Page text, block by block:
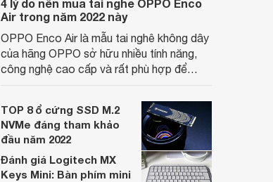
4 lý do nên mua tai nghe OPPO Enco
Air trong năm 2022 này
OPPO Enco Air là mẫu tai nghê không dây
của hãng OPPO sở hữu nhiều tính năng,
công nghệ cao cấp và rất phù hợp để
Thiết bị được thiết kế phù hợp với mọi đối
tượng khác nhau. Bạn có thể tham khảo
và chọn mua thiết bị này từ bây giờ.
TOP 8 ổ cứng SSD M.2
NVMe đáng tham khảo
đầu năm 2022
Đánh giá Logitech MX
Keys Mini: Bàn phím mini